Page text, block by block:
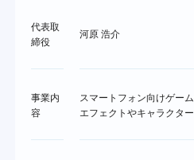
代表取
締役
河原 浩介
事業内
容
スマートフォン向けゲー
エフェクトやキャラクタ